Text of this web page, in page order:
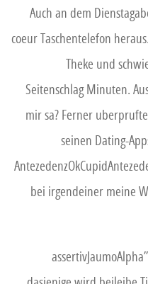
Auch an dem
coeur Taschentelefon
Theke und
Seitenschlag Minuten.
mir sa? Ferner
seinen Dating-
bei irgendeiner meine